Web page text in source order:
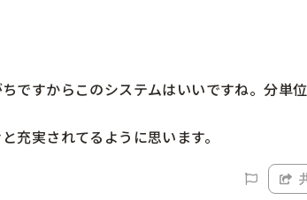
ですからこのシステムはいいですね。分単
充実されてるように思います。